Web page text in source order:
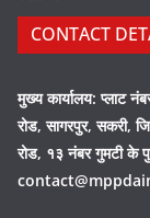
CONTACT
मुख्य कार्यालय: प्लाट
रोड, सागरपुर, सकरी,
रोड, १३ नंबर गुमटी के